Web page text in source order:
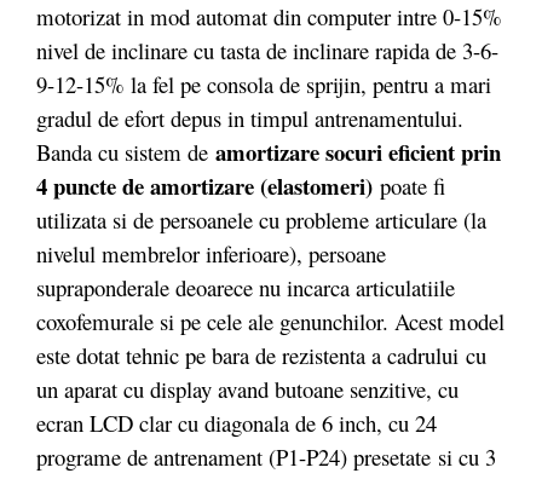
motorizat in mod automat din computer intre 0-15%
nivel de inclinare cu tasta de inclinare rapida de 3-6-
9-12-15% la fel pe consola de sprijin, pentru a mari
gradul de efort depus in timpul antrenamentului.
Banda cu sistem de amortizare socuri eficient prin
4 puncte de amortizare (elastomeri) poate fi
utilizata si de persoanele cu probleme articulare (la
nivelul membrelor inferioare), persoane
supraponderale deoarece nu incarca articulatiile
coxofemurale si pe cele ale genunchilor. Acest model
este dotat tehnic pe bara de rezistenta a cadrului cu
un aparat cu display avand butoane senzitive, cu
ecran LCD clar cu diagonala de 6 inch, cu 24
programe de antrenament (P1-P24) presetate si cu 3